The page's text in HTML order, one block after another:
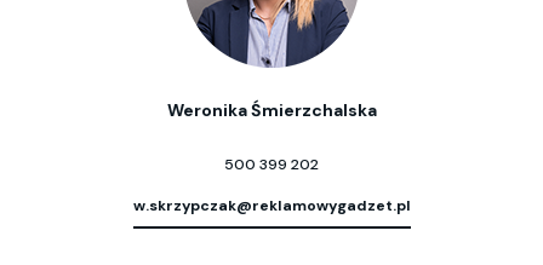
Weronika Śmierzchalska
500 399 202
w.skrzypczak@reklamowygadzet.pl